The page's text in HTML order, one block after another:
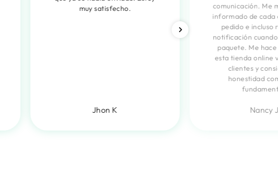
muy satisfecho.
Jhon K
comunicación. Me
informado de cada
pedido e incluso
notificación
paquete. Me
esta tienda online
clientes y
honestidad
Nancy